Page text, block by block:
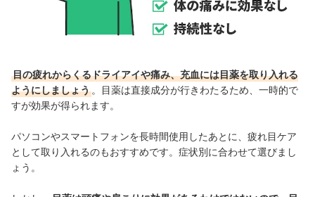
目の疲れからくるドライアイや痛み、充血には目薬を取り入れる
ようにしましょう 。目薬は直接成分が行きわたるため、一時的で
すが効果が得られます。
パソコンやスマートフォンを長時間使用したあとに、疲れ目ケア
として取り入れるのもおすすめです。症状別に合わせて選びまし
ょう。